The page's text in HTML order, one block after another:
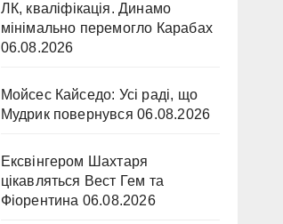
ЛК, кваліфікація. Динамо
мінімально перемогло Карабах
06.08.2026
Мойсес Кайседо: Усі раді, що
Мудрик повернувся 06.08.2026
Ексвінгером Шахтаря
цікавляться Вест Гем та
Фіорентина 06.08.2026